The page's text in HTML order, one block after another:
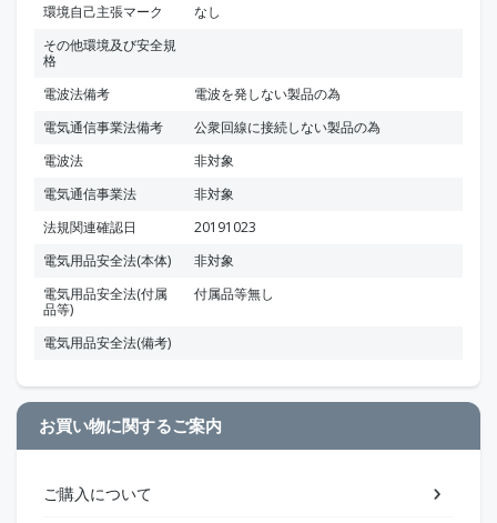
環境自己主張マーク
なし
その他環境及び安全規
格
電波法備考
電波を発しない製品の為
電気通信事業法備考
公衆回線に接続しない製品の為
電波法
非対象
電気通信事業法
非対象
法規関連確認日
20191023
電気用品安全法(本体)
非対象
電気用品安全法(付属
品等)
付属品等無し
電気用品安全法(備考)
お買い物に関するご案内
ご購入について